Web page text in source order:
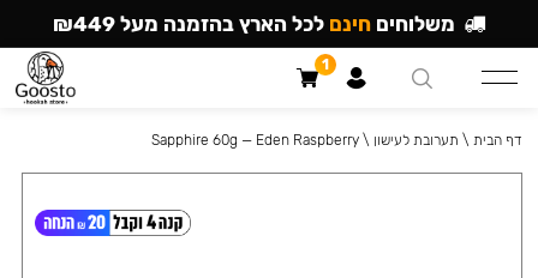
דף הבית \ תערובת לעישון \
Sapphire 60g — Eden Raspberry
משלוחים חינם לכל הארץ בהזמנה מעל ₪449
1